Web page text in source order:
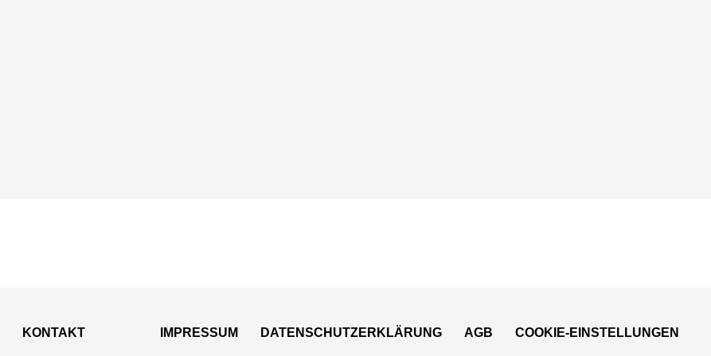
KONTAKT IMPRESSUM DATENSCHUTZERKLÄRUNG AGB COOKIE-EINSTELLUNGEN